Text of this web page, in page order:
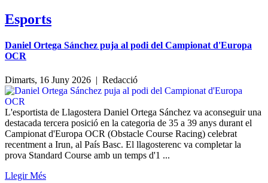
Esports
Daniel Ortega Sánchez puja al podi del Campionat d'Europa
OCR
Dimarts, 16 Juny 2026 | Redacció
L'esportista de Llagostera Daniel Ortega Sánchez va aconseguir una
destacada tercera posició en la categoria de 35 a 39 anys durant el
Campionat d'Europa OCR (Obstacle Course Racing) celebrat
recentment a Irun, al País Basc. El llagosterenc va completar la
prova Standard Course amb un temps d'1 ...
Llegir Més